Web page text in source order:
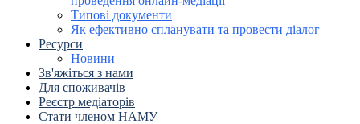
Типові документи
Як ефективно спланувати та провести діалог
Ресурси
Новини
Зв'яжіться з нами
Для споживачів
Реєстр медіаторів
Стати членом НАМУ